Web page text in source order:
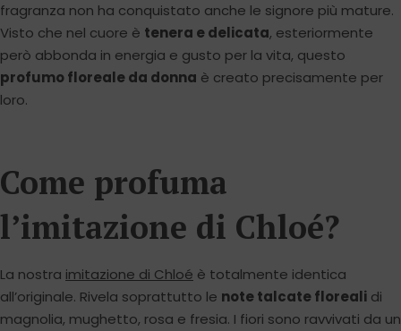
fragranza non ha conquistato anche le signore più mature.
Visto che nel cuore è tenera e delicata, esteriormente
però abbonda in energia e gusto per la vita, questo
profumo floreale da donna è creato precisamente per
loro.
Come profuma
l’imitazione di Chloé?
La nostra imitazione di Chloé è totalmente identica
all’originale. Rivela soprattutto le note talcate floreali di
magnolia, mughetto, rosa e fresia. I fiori sono ravvivati da un